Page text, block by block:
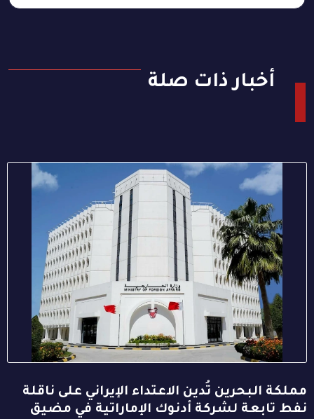
أخبار ذات صلة
مملكة البحرين تُدين الاعتداء الإيراني على ناقلة
نفط تابعة لشركة أدنوك الإماراتية في مضيق